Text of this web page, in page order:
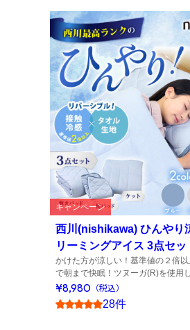
キャンペーン
西川(nishikawa) ひんやり
かけた方が涼しい！基準値の２倍
で朝まで快眠！ツヌーガ(R)を使用
具！
¥8,980 （税込）
28件